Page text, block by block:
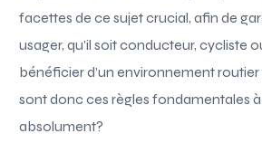
facettes de ce sujet crucial, afin de
usager, qu’il soit conducteur, cycliste
bénéficier d’un environnement routier
sont donc ces règles fondamentales
absolument?